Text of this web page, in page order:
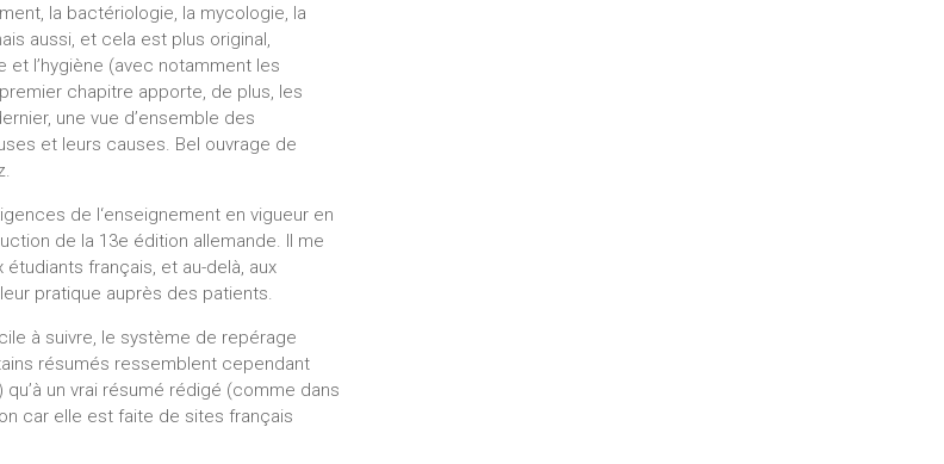
la bactériologie, la mycologie, la
aussi, et cela est plus original,
et l’hygiène (avec notamment les
chapitre apporte, de plus, les
une vue d’ensemble des
et leurs causes. Bel ouvrage de
de l‘enseignement en vigueur en
de la 13e édition allemande. Il me
français, et au-delà, aux
pratique auprès des patients.
à suivre, le système de repérage
résumés ressemblent cependant
un vrai résumé rédigé (comme dans
car elle est faite de sites français